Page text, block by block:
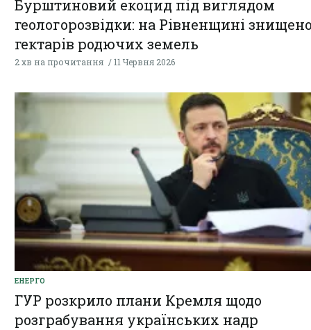
Бурштиновий екоцид під виглядом
геологорозвідки: на Рівненщині
гектарів родючих земель
2 хв на прочитання 11 Червня 2026
ЕНЕРГО
ГУР розкрило плани Кремля щодо
розграбування українських надр